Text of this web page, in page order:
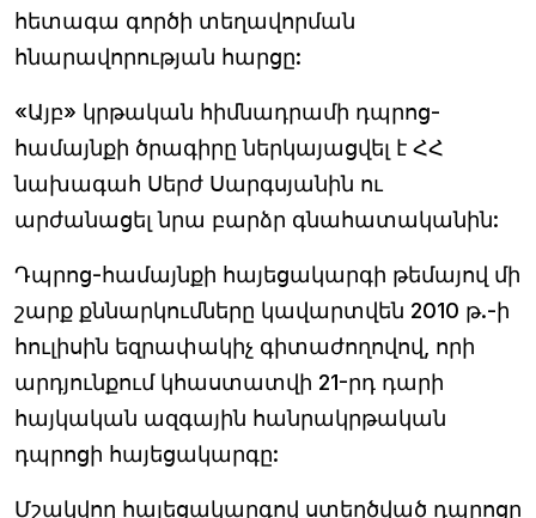
հետագա գործի տեղավորման
հնարավորության հարցը:
«Այբ» կրթական հիմնադրամի դպրոց-
համայնքի ծրագիրը ներկայացվել է ՀՀ
նախագահ Սերժ Սարգսյանին ու
արժանացել նրա բարձր գնահատականին:
Դպրոց-համայնքի հայեցակարգի թեմայով մի
շարք քննարկումները կավարտվեն 2010 թ.-ի
հուլիսին եզրափակիչ գիտաժողովով, որի
արդյունքում կհաստատվի 21-րդ դարի
հայկական ազգային հանրակրթական
դպրոցի հայեցակարգը:
Մշակվող հայեցակարգով ստեղծված դպրոցը